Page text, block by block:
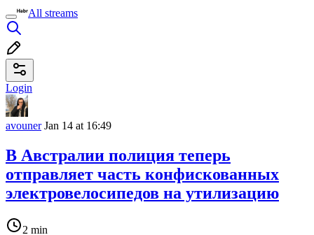
All streams
Login
avounerJan 14 at 16:49
В Австралии полиция теперь
отправляет часть конфискованных
электровелосипедов на утилизацию
2 min